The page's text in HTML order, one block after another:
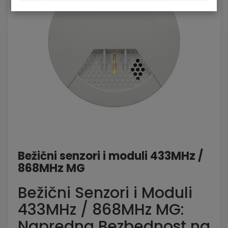
Bežični senzori i moduli 433MHz /
868MHz MG
Bežični Senzori i Moduli
433MHz / 868MHz MG: